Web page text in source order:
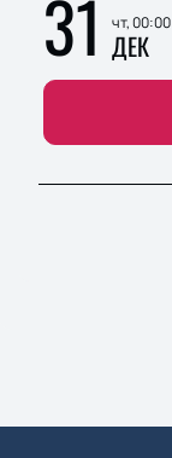
31 чт, 00:00
ДЕК